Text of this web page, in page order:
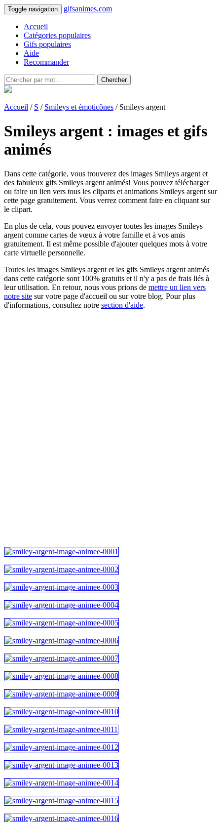
Toggle navigation gifsanimes.com
Accueil
Catégories populaires
Gifs populaires
Aide
Recommander
Chercher
Accueil / S / Smileys et émoticônes / Smileys argent
Smileys argent : images et gifs
animés
Dans cette catégorie, vous trouverez des images Smileys argent et
des fabuleux gifs Smileys argent animés! Vous pouvez télécharger
ou faire un lien vers tous les cliparts et animations Smileys argent sur
cette page gratuitement. Vous verrez comment faire en cliquant sur
le clipart.
En plus de cela, vous pouvez envoyer toutes les images Smileys
argent comme cartes de vœux à votre famille et à vos amis
gratuitement. Il est même possible d'ajouter quelques mots à votre
carte virtuelle personnelle.
Toutes les images Smileys argent et les gifs Smileys argent animés
dans cette catégorie sont 100% gratuits et il n'y a pas de frais liés à
leur utilisation. En retour, nous vous prions de mettre un lien vers
notre site sur votre page d'accueil ou sur votre blog. Pour plus
d'informations, consultez notre section d'aide.